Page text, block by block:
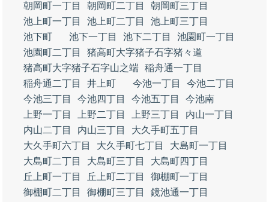
朝岡町一丁目
朝岡町二丁目
朝岡町三丁目
池上町一丁目
池上町二丁目
池上町三丁目
池下町
池下一丁目 池下二丁目
池園町一丁目
池園町二丁目
猪高町大字猪子石字猪々道
猪高町大字猪子石字山之端 稲舟通一丁目
稲舟通二丁目
井上町 今池一丁目
今池二丁目
今池三丁目
今池四丁目 今池五丁目
今池南
上野一丁目
上野二丁目 上野三丁目
内山一丁目
内山二丁目
内山三丁目
大久手町五丁目
大久手町六丁目
大久手町七丁目
大島町一丁目
大島町二丁目
大島町三丁目
大島町四丁目
丘上町一丁目
丘上町二丁目
御棚町一丁目
御棚町二丁目
御棚町三丁目
鏡池通一丁目